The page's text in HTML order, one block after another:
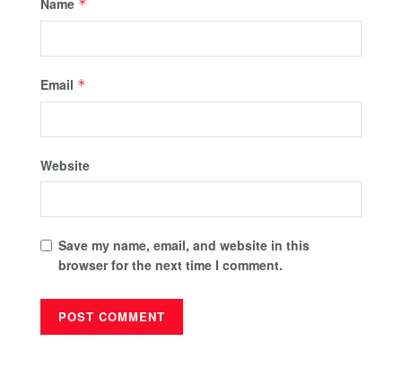
*
Email *
Website
Save my name, email, and website in this
browser for the next time I comment.